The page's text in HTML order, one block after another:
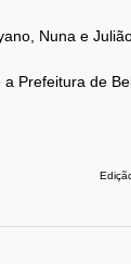
Nuna e
Prefeitura de